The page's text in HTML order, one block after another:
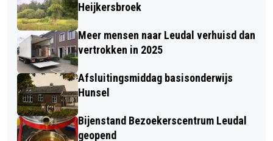
Heijkersbroek
Meer mensen naar Leudal verhuisd dan
vertrokken in 2025
Afsluitingsmiddag basisonderwijs
Hunsel
Bijenstand Bezoekerscentrum Leudal
geopend